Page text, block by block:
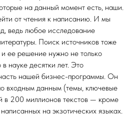
на данный момент есть, наши.
от чтения к написанию. И мы
ведь любое исследование
Поиск источников тоже
и ее решение нужно не только
науке десятки лет. Это
нашей бизнес-программы. Он
входным данным (темы, ключевые
в 200 миллионов текстов — кроме
на экзотических языках.